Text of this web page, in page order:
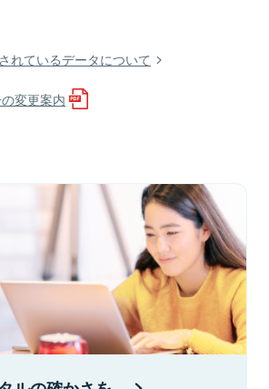
れているデータについて
変更案内